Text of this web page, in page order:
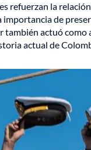
refuerzan la
importancia de
también actuó
actual de